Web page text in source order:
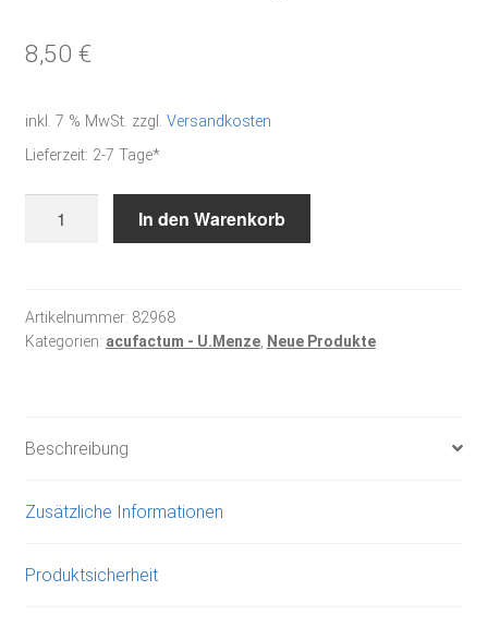
8,50 €
inkl. 7 % MwSt. zzgl. Versandkosten
Lieferzeit: 2-7 Tage*
In den Warenkorb
Artikelnummer: 82968
Kategorien: acufactum - U.Menze, Neue Produkte
Beschreibung
Zusätzliche Informationen
Produktsicherheit